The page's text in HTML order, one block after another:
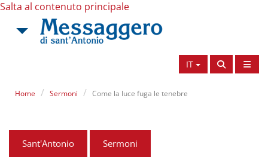
Salta al contenuto principale
IT
Home Sermoni Come la luce fuga le tenebre
Sant'Antonio Sermoni